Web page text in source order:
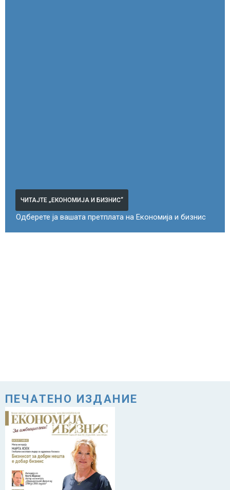
ЧИТАЈТЕ „ЕКОНОМИЈА И БИЗНИС“
Одберете ја вашата претплата на Економија и бизнис
ПЕЧАТЕНО ИЗДАНИЕ